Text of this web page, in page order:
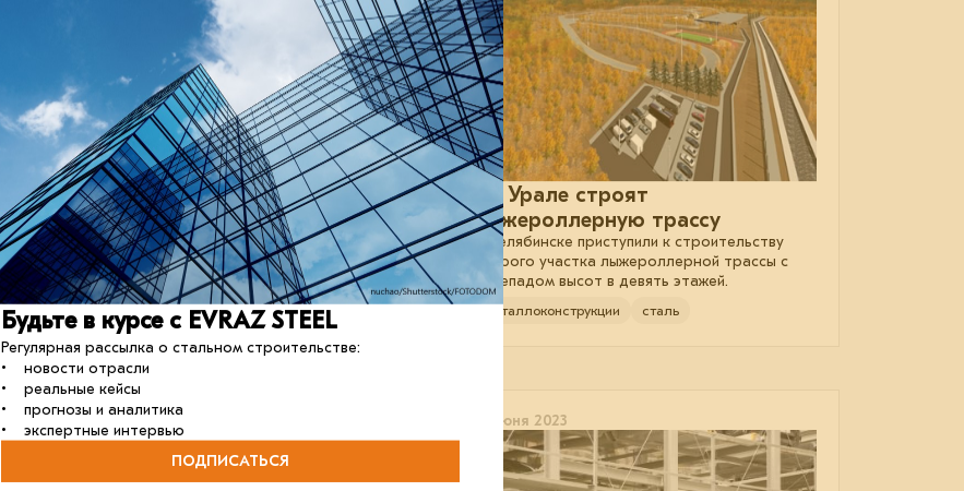
ЕВРАЗ начнёт поставки
двутавровой балки для завода
СС7
Новый завод китайской компании производит
до 4000 т металлоконструкций в месяц.
строительство металлоконструкции сталь
На Урале строят
лыжероллерную трассу
В Челябинске приступили к строительству
второго участка лыжероллерной трассы с
перепадом высот в девять этажей.
металлоконструкции сталь
22 февраля 2024 15 июня 2023
Будьте в курсе с EVRAZ STEEL
Регулярная рассылка о стальном строительстве:
• новости отрасли
• реальные кейсы
• прогнозы и аналитика
• экспертные интервью
ПОДПИСАТЬСЯ